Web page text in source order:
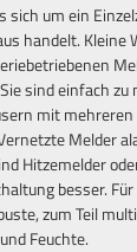
sich um ein
handelt. Kleine
sind einfach
mit
Melder
Hitzemelder
besser. Für
zum Teil
Feuchte.